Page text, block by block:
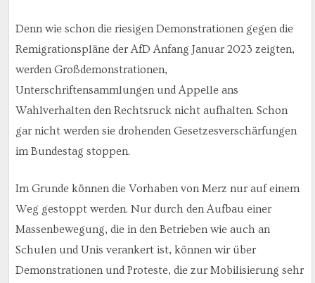
Denn wie schon die riesigen Demonstrationen gegen die
Remigrationspläne der AfD Anfang Januar 2023 zeigten,
werden Großdemonstrationen,
Unterschriftensammlungen und Appelle ans
Wahlverhalten den Rechtsruck nicht aufhalten. Schon
gar nicht werden sie drohenden Gesetzesverschärfungen
im Bundestag stoppen.
Im Grunde können die Vorhaben von Merz nur auf einem
Weg gestoppt werden. Nur durch den Aufbau einer
Massenbewegung, die in den Betrieben wie auch an
Schulen und Unis verankert ist, können wir über
Demonstrationen und Proteste, die zur Mobilisierung sehr